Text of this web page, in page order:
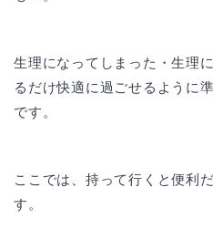
生理になってしまった・生理
るだけ快適に過ごせるように
です。
ここでは、持って行くと便利
す。